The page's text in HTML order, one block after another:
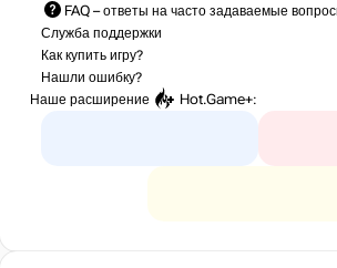
FAQ – ответы на часто задаваемые
Служба поддержки
Как купить игру?
Нашли ошибку?
Наше расширение
Hot.Game+: